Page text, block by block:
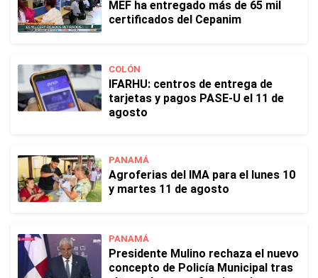
MEF ha entregado más de 65 mil
certificados del Cepanim
COLÓN
IFARHU: centros de entrega de
tarjetas y pagos PASE-U el 11 de
agosto
PANAMÁ
Agroferias del IMA para el lunes 10
y martes 11 de agosto
PANAMÁ
Presidente Mulino rechaza el nuevo
concepto de Policía Municipal tras